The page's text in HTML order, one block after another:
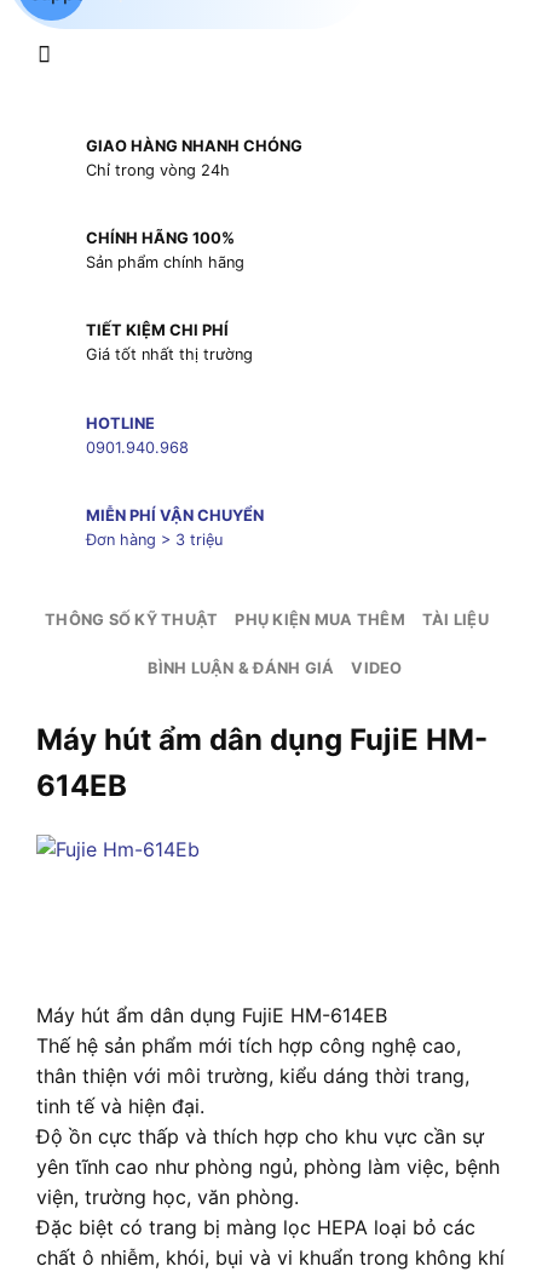
GIAO HÀNG NHANH CHÓNG
Chỉ trong vòng 24h
CHÍNH HÃNG 100%
Sản phẩm chính hãng
TIẾT KIỆM CHI PHÍ
Giá tốt nhất thị trường
HOTLINE
0901.940.968
MIỄN PHÍ VẬN CHUYỂN
Đơn hàng > 3 triệu
THÔNG SỐ KỸ THUẬT PHỤ KIỆN MUA THÊM TÀI LIỆU
BÌNH LUẬN & ĐÁNH GIÁ VIDEO
Máy hút ẩm dân dụng FujiE HM-
614EB
Máy hút ẩm dân dụng FujiE HM-614EB
Thế hệ sản phẩm mới tích hợp công nghệ cao,
thân thiện với môi trường, kiểu dáng thời trang,
tinh tế và hiện đại.
Độ ồn cực thấp và thích hợp cho khu vực cần sự
yên tĩnh cao như phòng ngủ, phòng làm việc, bệnh
viện, trường học, văn phòng.
Đặc biệt có trang bị màng lọc HEPA loại bỏ các
chất ô nhiễm, khói, bụi và vi khuẩn trong không khí